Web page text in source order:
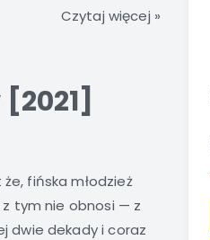
Czytaj więcej »
fińska młodzież
tym nie obnosi — z
dwie dekady i coraz